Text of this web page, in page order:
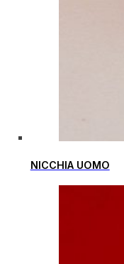
NICCHIA UOMO